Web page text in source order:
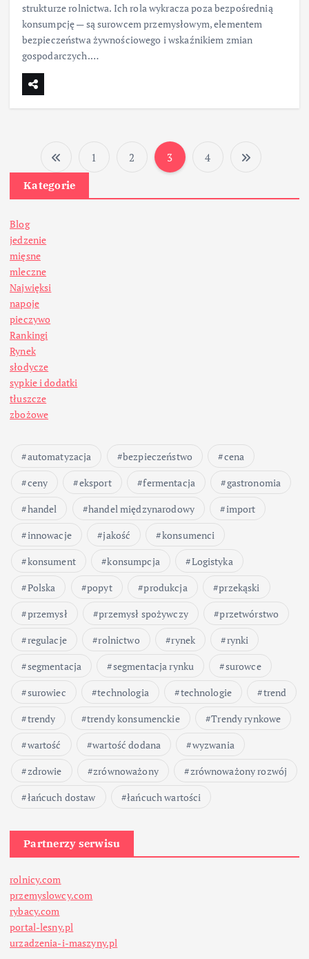
strukturze rolnictwa. Ich rola wykracza poza bezpośrednią
konsumpcję — są surowcem przemysłowym, elementem
bezpieczeństwa żywnościowego i wskaźnikiem zmian
gospodarczych.…
S
t
w
a
n
i
e
w
p
i
s
ó
w
1 2 3 4
Kategorie
Blog
jedzenie
mięsne
mleczne
Najwięksi
napoje
pieczywo
Rankingi
Rynek
słodycze
sypkie i dodatki
tłuszcze
zbożowe
automatyzacja bezpieczeństwo
cena
ceny
eksport fermentacja
gastronomia
handel
handel międzynarodowy
import
innowacje
jakość
konsumenci
konsument
konsumpcja
Logistyka
Polska
popyt produkcja
przekąski
przemysł
przemysł spożywczy
przetwórstwo
regulacje
rolnictwo rynek
rynki
segmentacja
segmentacja rynku
surowce
surowiec
technologia technologie
trend
trendy
trendy konsumenckie
Trendy rynkowe
wartość
wartość dodana
wyzwania
zdrowie
zrównoważony
zrównoważony rozwój
łańcuch dostaw
łańcuch wartości
Partnerzy serwisu
rolnicy.com
przemyslowcy.com
rybacy.com
portal-lesny.pl
urzadzenia-i-maszyny.pl